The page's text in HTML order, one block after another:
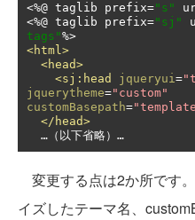
<%@ taglib prefix="s"
<%@ taglib prefix="sj"
tags"
<html>
<head>
<sj:head
jqueryui=
jquerytheme="custom"
customBasepath=
</head>
  …（以下省略）…
変更する点は2か所です
イズしたテーマ名、